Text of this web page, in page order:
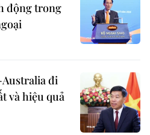
động trong
đi
và hiệu quả